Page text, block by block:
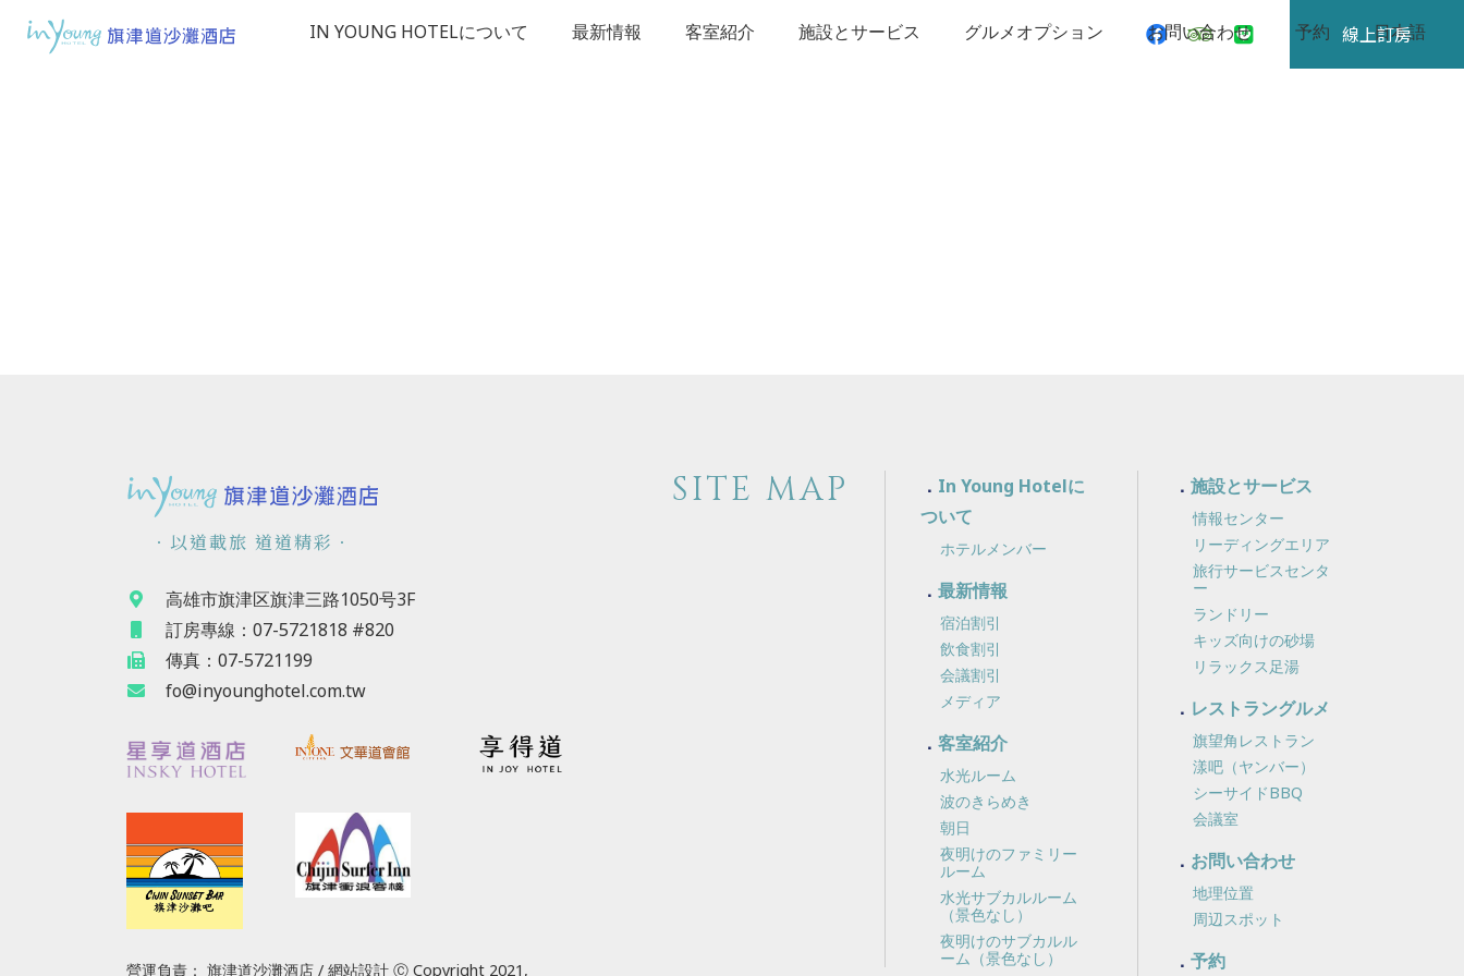
IN YOUNG HOTELについて 最新情報 客室紹介 施設とサービス グルメオプション お問い合わせ 予約 日本語
線上訂房
．以道載旅 道道精彩．
高雄市旗津区旗津三路1050号3F
訂房專線：07-5721818 #820
傳真：07-5721199
fo@inyounghotel.com.tw
營運負責： 旗津道沙灘酒店 / 網站設計 Ⓒ Copyright 2021,
SITE MAP
In Young Hotelに
ついて
ホテルメンバー
最新情報
宿泊割引
飲食割引
会議割引
メディア
客室紹介
水光ルーム
波のきらめき
朝日
夜明けのファミリー
ルーム
水光サブカルルーム
（景色なし）
夜明けのサブカルル
ーム（景色なし）
施設とサービス
情報センター
リーディングエリア
旅行サービスセンタ
ー
ランドリー
キッズ向けの砂場
リラックス足湯
レストラングルメ
旗望角レストラン
漾吧（ヤンバー）
シーサイドBBQ
会議室
お問い合わせ
地理位置
周辺スポット
予約